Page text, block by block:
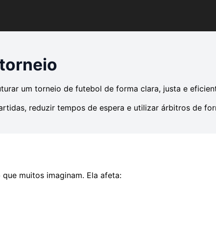
um torneio de futebol de forma clara, justa e
reduzir tempos de espera e utilizar árbitros de
muitos imaginam. Ela afeta: